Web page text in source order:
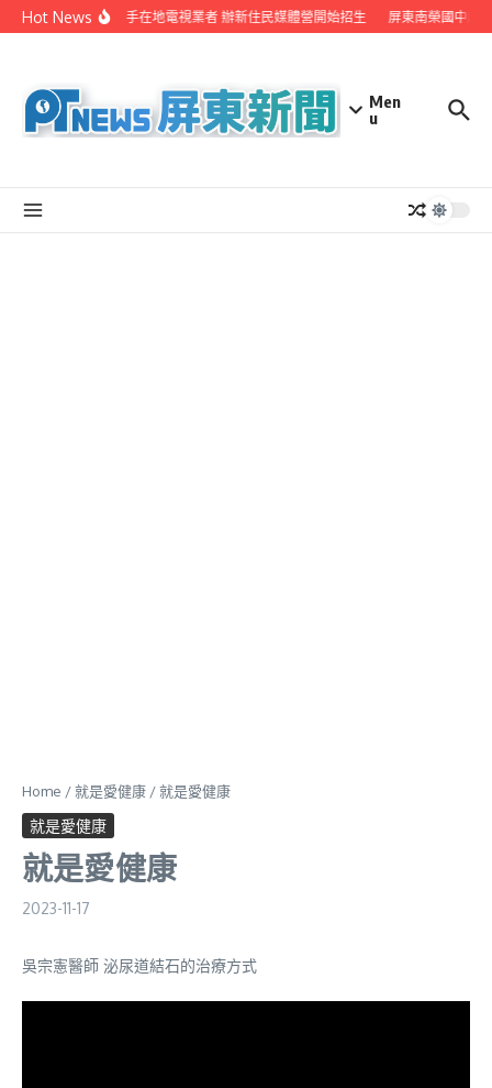
Skip to content
Hot News屏縣府聯手在地電視業者 辦新住民媒體營開始招生 屏東南榮國中赴
Men
u
Home /就是愛健康 /就是愛健康
就是愛健康
就是愛健康
2023-11-17
吳宗憲醫師 泌尿道結石的治療方式